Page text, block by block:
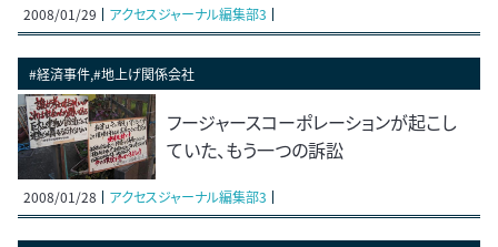
2008/01/29 アクセスジャーナル編集部3
#経済事件,#地上げ関係会社
フージャースコーポレーションが起こし
ていた、もう一つの訴訟
2008/01/28 アクセスジャーナル編集部3